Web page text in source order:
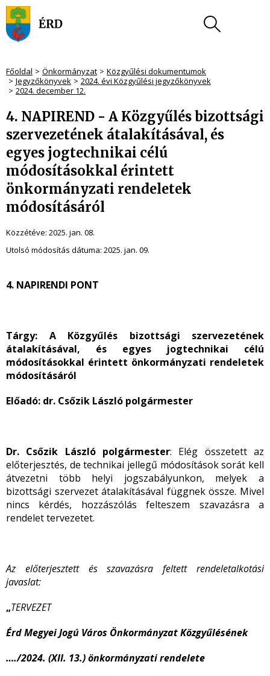
Főoldal Önkormányzat
Közgyűlési dokumentumok
Jegyzőkönyvek
2024. évi Közgyűlési jegyzőkönyvek
2024. december 12.
4. NAPIREND - A Közgyűlés bizottsági
szervezetének átalakításával, és
egyes jogtechnikai célú
módosításokkal érintett
önkormányzati rendeletek
módosításáról
Közzétéve: 2025. jan. 08.
Utolsó módosítás dátuma: 2025. jan. 09.
4. NAPIRENDI PONT
Tárgy: A Közgyűlés bizottsági szervezetének
átalakításával, és egyes jogtechnikai célú
módosításokkal érintett önkormányzati rendeletek
módosításáról
Előadó: dr. Csőzik László polgármester
Dr. Csőzik László polgármester: Elég összetett az
előterjesztés, de technikai jellegű módosítások sorát kell
átvezetni több helyi jogszabályunkon, melyek a
bizottsági szervezet átalakításával függnek össze. Mivel
nincs kérdés, hozzászólás felteszem szavazásra a
rendelet tervezetet.
Az előterjesztett és szavazásra feltett rendeletalkotási
javaslat:
„TERVEZET
Érd Megyei Jogú Város Önkormányzat Közgyűlésének
…./2024. (XII. 13.) önkormányzati rendelete